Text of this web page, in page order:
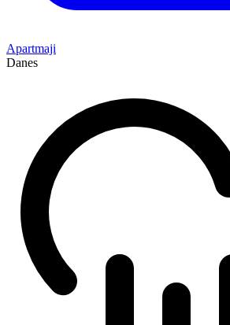
Apartmaji
Danes